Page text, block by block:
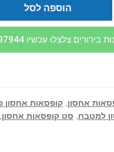
הוספה לסל
בירורים צלצלו עכשיו 09-7897944
אחסון,קופסאות אחסון
למטבח, סט קופסאות אחסון